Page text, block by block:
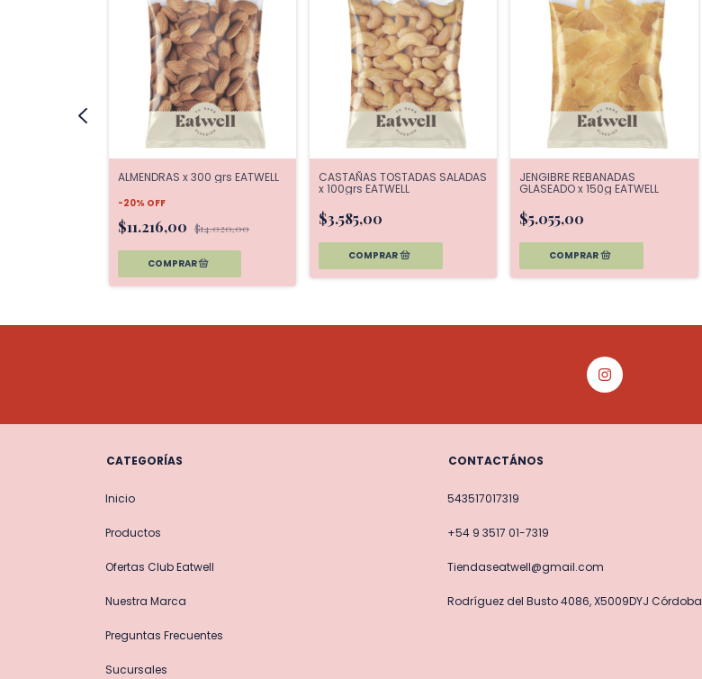
ALMENDRAS x 300 grs EATWELL
-20% OFF
$11.216,00 $14.020,00
CASTAÑAS TOSTADAS SALADAS
x 100grs EATWELL
$3.585,00
JENGIBRE REBANADAS
GLASEADO x 150g EATWELL
$5.055,00
CATEGORÍAS
Inicio
Productos
Ofertas Club Eatwell
Nuestra Marca
Preguntas Frecuentes
Sucursales
CONTACTÁNOS
543517017319
+54 9 3517 01-7319
Tiendaseatwell@gmail.com
Rodríguez del Busto 4086, X5009DYJ Córdoba